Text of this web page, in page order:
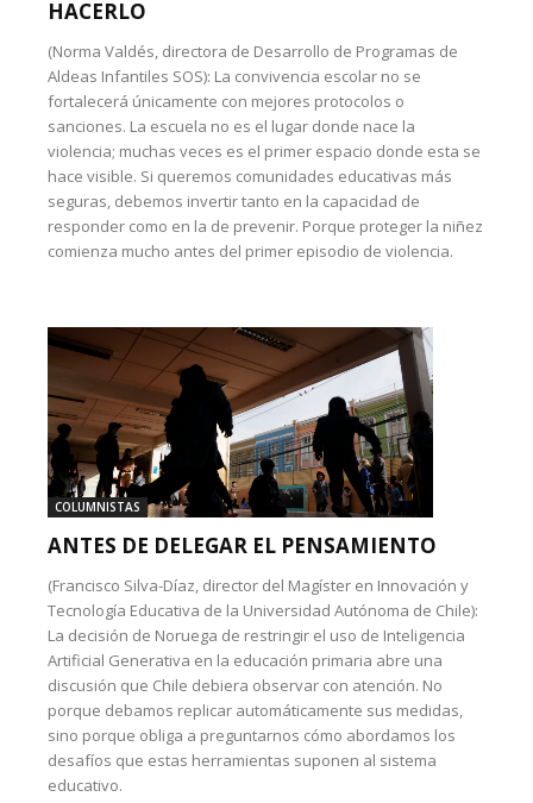
HACERLO
(Norma Valdés, directora de Desarrollo de Programas de
Aldeas Infantiles SOS): La convivencia escolar no se
fortalecerá únicamente con mejores protocolos o
sanciones. La escuela no es el lugar donde nace la
violencia; muchas veces es el primer espacio donde esta se
hace visible. Si queremos comunidades educativas más
seguras, debemos invertir tanto en la capacidad de
responder como en la de prevenir. Porque proteger la niñez
comienza mucho antes del primer episodio de violencia.
COLUMNISTAS
ANTES DE DELEGAR EL PENSAMIENTO
(Francisco Silva-Díaz, director del Magíster en Innovación y
Tecnología Educativa de la Universidad Autónoma de Chile):
La decisión de Noruega de restringir el uso de Inteligencia
Artificial Generativa en la educación primaria abre una
discusión que Chile debiera observar con atención. No
porque debamos replicar automáticamente sus medidas,
sino porque obliga a preguntarnos cómo abordamos los
desafíos que estas herramientas suponen al sistema
educativo.